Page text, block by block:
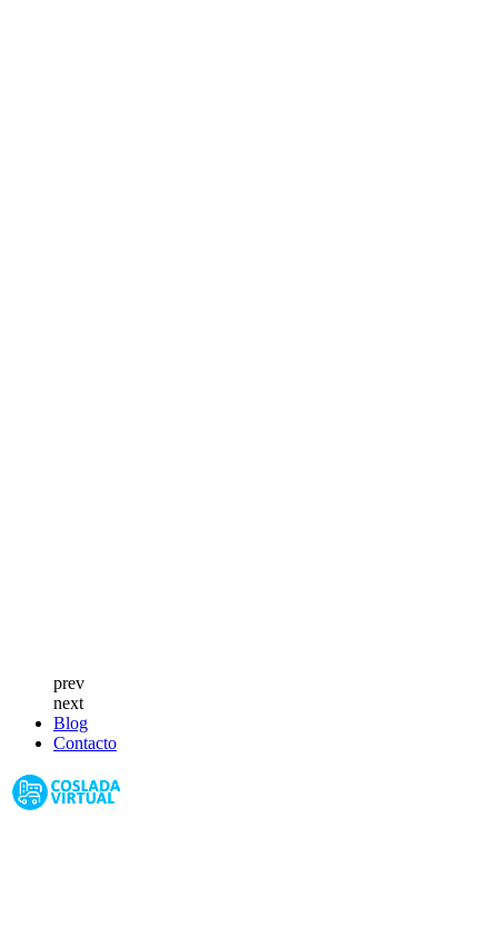
prev
next
Blog
Contacto